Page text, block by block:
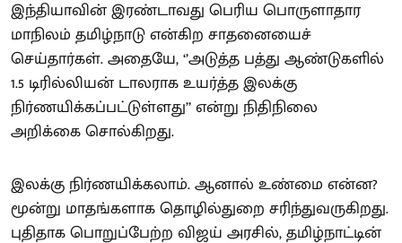
இந்தியாவின் இரண்டாவது பெரிய பொருளாதார
மாநிலம் தமிழ்நாடு என்கிற சாதனையைச்
செய்தார்கள். அதையே, ‘’அடுத்த பத்து ஆண்டுகளில்
1.5 டிரில்லியன் டாலராக உயர்த்த இலக்கு
நிர்ணயிக்கப்பட்டுள்ளது’’ என்று நிதிநிலை
அறிக்கை சொல்கிறது.
இலக்கு நிர்ணயிக்கலாம். ஆனால் உண்மை என்ன?
மூன்று மாதங்களாக தொழில்துறை சரிந்துவருகிறது.
புதிதாக பொறுப்பேற்ற விஜய் அரசில், தமிழ்நாட்டின்